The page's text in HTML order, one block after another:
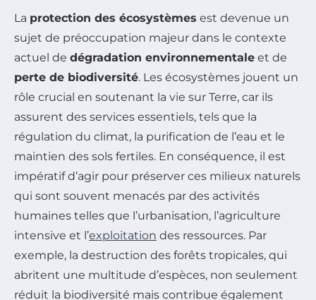
La protection des écosystèmes est devenue un
sujet de préoccupation majeur dans le contexte
actuel de dégradation environnementale et de
perte de biodiversité. Les écosystèmes jouent un
rôle crucial en soutenant la vie sur Terre, car ils
assurent des services essentiels, tels que la
régulation du climat, la purification de l’eau et le
maintien des sols fertiles. En conséquence, il est
impératif d’agir pour préserver ces milieux naturels
qui sont souvent menacés par des activités
humaines telles que l’urbanisation, l’agriculture
intensive et l’exploitation des ressources. Par
exemple, la destruction des forêts tropicales, qui
abritent une multitude d’espèces, non seulement
réduit la biodiversité mais contribue également